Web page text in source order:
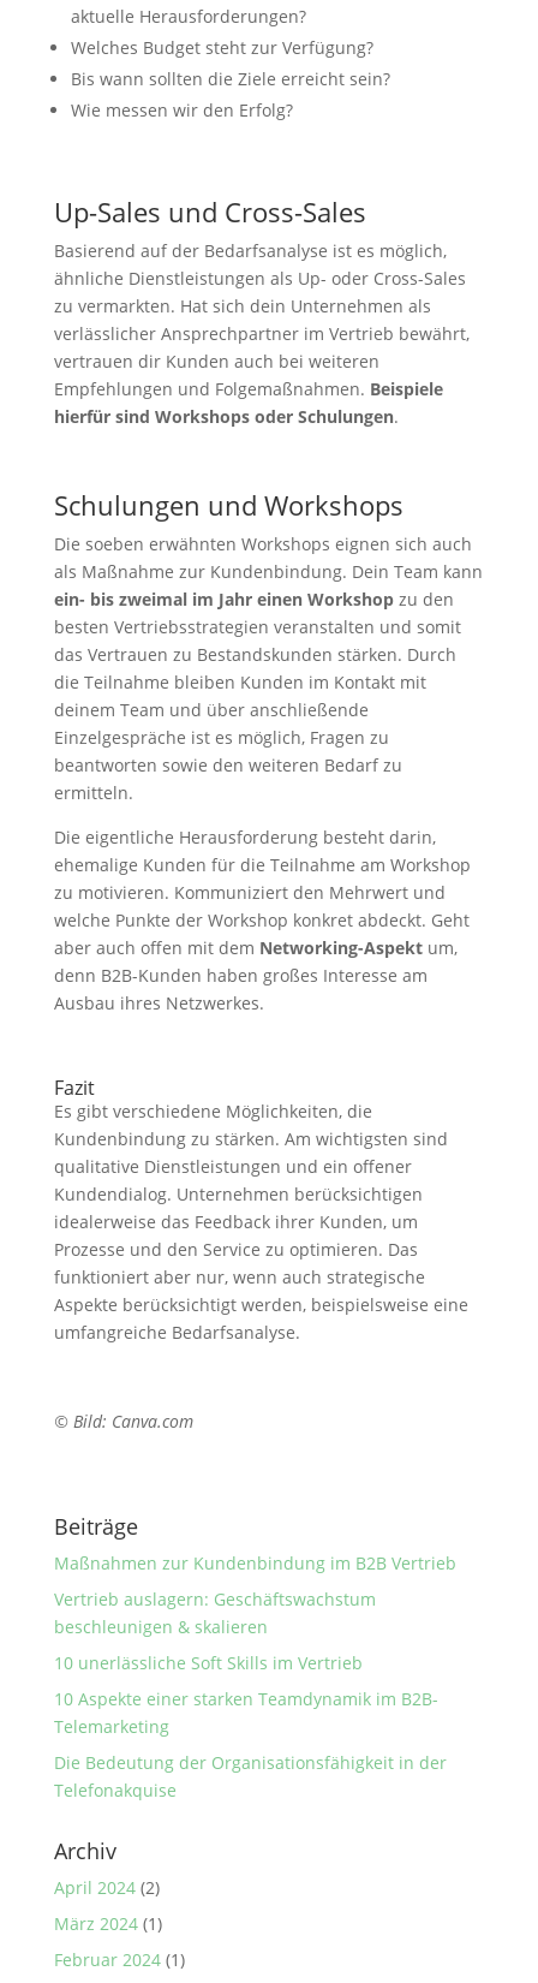
aktuelle Herausforderungen?
Welches Budget steht zur Verfügung?
Bis wann sollten die Ziele erreicht sein?
Wie messen wir den Erfolg?
Up-Sales und Cross-Sales
Basierend auf der Bedarfsanalyse ist es möglich,
ähnliche Dienstleistungen als Up- oder Cross-Sales
zu vermarkten. Hat sich dein Unternehmen als
verlässlicher Ansprechpartner im Vertrieb bewährt,
vertrauen dir Kunden auch bei weiteren
Empfehlungen und Folgemaßnahmen. Beispiele
hierfür sind Workshops oder Schulungen.
Schulungen und Workshops
Die soeben erwähnten Workshops eignen sich auch
als Maßnahme zur Kundenbindung. Dein Team kann
ein- bis zweimal im Jahr einen Workshopzu den
besten Vertriebsstrategien veranstalten und somit
das Vertrauen zu Bestandskunden stärken. Durch
die Teilnahme bleiben Kunden im Kontakt mit
deinem Team und über anschließende
Einzelgespräche ist es möglich, Fragen zu
beantworten sowie den weiteren Bedarf zu
ermitteln.
Die eigentliche Herausforderung besteht darin,
ehemalige Kunden für die Teilnahme am Workshop
zu motivieren. Kommuniziert den Mehrwert und
welche Punkte der Workshop konkret abdeckt. Geht
aber auch offen mit dem Networking-Aspekt um,
denn B2B-Kunden haben großes Interesse am
Ausbau ihres Netzwerkes.
Fazit
Es gibt verschiedene Möglichkeiten, die
Kundenbindung zu stärken. Am wichtigsten sind
qualitative Dienstleistungen und ein offener
Kundendialog. Unternehmen berücksichtigen
idealerweise das Feedback ihrer Kunden, um
Prozesse und den Service zu optimieren. Das
funktioniert aber nur, wenn auch strategische
Aspekte berücksichtigt werden, beispielsweise eine
umfangreiche Bedarfsanalyse.
© Bild: Canva.com
Beiträge
Maßnahmen zur Kundenbindung im B2B Vertrieb
Vertrieb auslagern: Geschäftswachstum
beschleunigen & skalieren
10 unerlässliche Soft Skills im Vertrieb
10 Aspekte einer starken Teamdynamik im B2B-
Telemarketing
Die Bedeutung der Organisationsfähigkeit in der
Telefonakquise
Archiv
April 2024(2)
März 2024(1)
Februar 2024(1)